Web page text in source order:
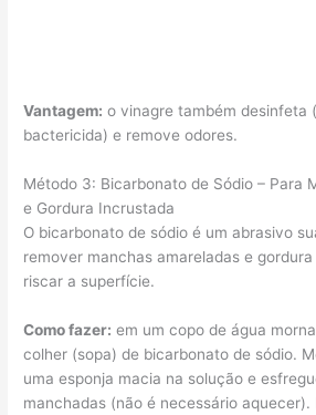
Vantagem: o vinagre também desinfeta
bactericida) e remove odores.
Método 3: Bicarbonato de Sódio – Para
e Gordura Incrustada
O bicarbonato de sódio é um abrasivo
remover manchas amareladas e
riscar a superfície.
Como fazer: em um copo de água
colher (sopa) de bicarbonato de sódio.
uma esponja macia na solução e
manchadas (não é necessário aquecer).